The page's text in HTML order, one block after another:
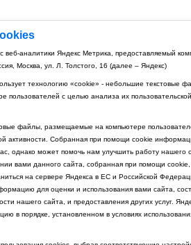
веб-аналитики Яндекс Метрика, предоставляемый
Москва, ул. Л. Толстого, 16 (далее – Яндекс)
технологию «cookie» - небольшие текстовые
пользователей с целью анализа их пользовательской
файлы, размещаемые на компьютере
активности. Собранная при помощи cookie
однако может помочь нам улучшить работу нашего
вами данного сайта, собранная при помощи cookie,
на сервере Яндекса в ЕС и Российской
для оценки и использования вами сайта,
нашего сайта, и предоставления других услуг.
в порядке, установленном в условиях